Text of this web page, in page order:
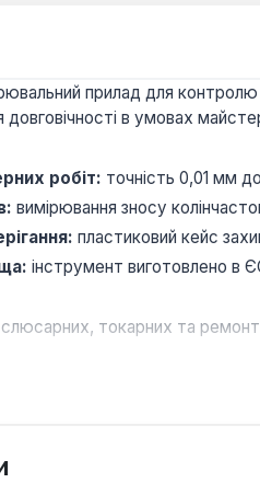
прилад для контролю
в умовах
робіт: точність 0,01 мм
вимірювання зносу
пластиковий кейс
інструмент виготовлено в
токарних та